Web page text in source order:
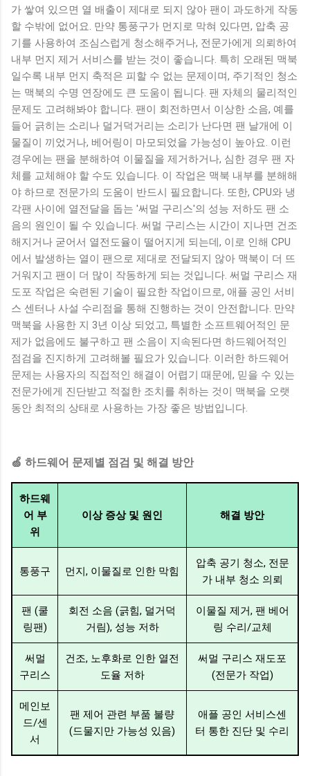
가 쌓여 있으면 열 배출이 제대로 되지 않아 팬이 과도하게 작동
할 수밖에 없어요. 만약 통풍구가 먼지로 막혀 있다면, 압축 공
기를 사용하여 조심스럽게 청소해주거나, 전문가에게 의뢰하여
내부 먼지 제거 서비스를 받는 것이 좋습니다. 특히 오래된 맥북
일수록 내부 먼지 축적은 피할 수 없는 문제이며, 주기적인 청소
는 맥북의 수명 연장에도 큰 도움이 됩니다. 팬 자체의 물리적인
문제도 고려해봐야 합니다. 팬이 회전하면서 이상한 소음, 예를
들어 긁히는 소리나 덜거덕거리는 소리가 난다면 팬 날개에 이
물질이 끼었거나, 베어링이 마모되었을 가능성이 높아요. 이런
경우에는 팬을 분해하여 이물질을 제거하거나, 심한 경우 팬 자
체를 교체해야 할 수도 있습니다. 이 작업은 맥북 내부를 분해해
야 하므로 전문가의 도움이 반드시 필요합니다. 또한, CPU와 냉
각팬 사이에 열전달을 돕는 '써멀 구리스'의 성능 저하도 팬 소
음의 원인이 될 수 있습니다. 써멀 구리스는 시간이 지나면 건조
해지거나 굳어서 열전도율이 떨어지게 되는데, 이로 인해 CPU
에서 발생하는 열이 팬으로 제대로 전달되지 않아 맥북이 더 뜨
거워지고 팬이 더 많이 작동하게 되는 것입니다. 써멀 구리스 재
도포 작업은 숙련된 기술이 필요한 작업이므로, 애플 공인 서비
스 센터나 사설 수리점을 통해 진행하는 것이 안전합니다. 만약
맥북을 사용한 지 3년 이상 되었고, 특별한 소프트웨어적인 문
제가 없음에도 불구하고 팬 소음이 지속된다면 하드웨어적인
점검을 진지하게 고려해볼 필요가 있습니다. 이러한 하드웨어
문제는 사용자의 직접적인 해결이 어렵기 때문에, 믿을 수 있는
전문가에게 진단받고 적절한 조치를 취하는 것이 맥북을 오랫
동안 최적의 상태로 사용하는 가장 좋은 방법입니다.
🍏 하드웨어 문제별 점검 및 해결 방안
하드웨
어 부
위
이상 증상 및 원인 해결 방안
통풍구 먼지, 이물질로 인한 막힘
압축 공기 청소, 전문
가 내부 청소 의뢰
팬 (쿨
링팬)
회전 소음 (긁힘, 덜거덕
거림), 성능 저하
이물질 제거, 팬 베어
링 수리/교체
써멀
구리스
건조, 노후화로 인한 열전
도율 저하
써멀 구리스 재도포
(전문가 작업)
메인보
드/센
서
팬 제어 관련 부품 불량
(드물지만 가능성 있음)
애플 공인 서비스센
터 통한 진단 및 수리